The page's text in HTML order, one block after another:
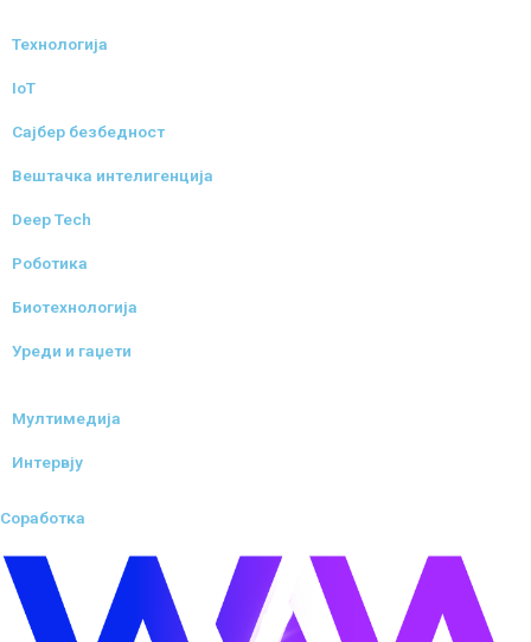
Технологија
IoT
Сајбер безбедност
Вештачка интелигенција
Deep Tech
Роботика
Биотехнологија
Уреди и гаџети
Мултимедија
Интервју
Соработка